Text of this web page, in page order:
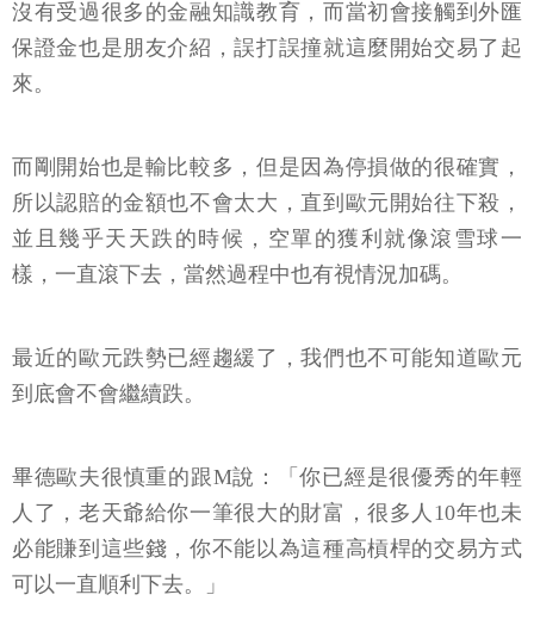
沒有受過很多的金融知識教育，而當初會接觸到外匯
保證金也是朋友介紹，誤打誤撞就這麼開始交易了起
來。
而剛開始也是輸比較多，但是因為停損做的很確實，
所以認賠的金額也不會太大，直到歐元開始往下殺，
並且幾乎天天跌的時候，空單的獲利就像滾雪球一
樣，一直滾下去，當然過程中也有視情況加碼。
最近的歐元跌勢已經趨緩了，我們也不可能知道歐元
到底會不會繼續跌。
畢德歐夫很慎重的跟M說：「你已經是很優秀的年輕
人了，老天爺給你一筆很大的財富，很多人10年也未
必能賺到這些錢，你不能以為這種高槓桿的交易方式
可以一直順利下去。」